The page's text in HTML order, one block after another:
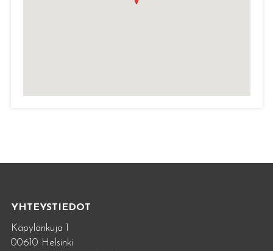
YHTEYSTIEDOT
Käpylänkuja 1
00610 Helsinki